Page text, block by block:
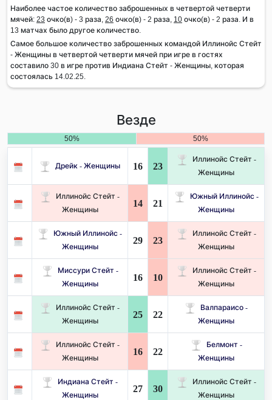
Наиболее частое количество заброшенных в четвертой четверти
мячей: 23 очко(в) - 3 раза, 26 очко(в) - 2 раза, 10 очко(в) - 2 раза. И в
13 матчах было другое количество.
Самое большое количество заброшенных командой Иллинойс Стейт
- Женщины в четвертой четверти мячей при игре в гостях
составило 30 в игре против Индиана Стейт - Женщины, которая
состоялась 14.02.25.
Везде
50% 50%
Дрейк - Женщины 16 23
Иллинойс Стейт -
Женщины
Иллинойс Стейт -
Женщины
14 21
Южный Иллинойс -
Женщины
Южный Иллинойс -
Женщины
29 23
Иллинойс Стейт -
Женщины
Миссури Стейт -
Женщины
16 10
Иллинойс Стейт -
Женщины
Иллинойс Стейт -
Женщины
25 22
Валпараисо -
Женщины
Иллинойс Стейт -
Женщины
16 22
Белмонт -
Женщины
Индиана Стейт -
Женщины
27 30
Иллинойс Стейт -
Женщины